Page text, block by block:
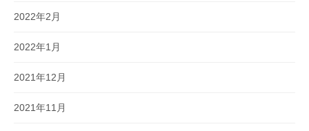
2022年2月
2022年1月
2021年12月
2021年11月